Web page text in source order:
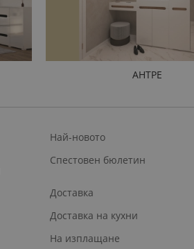
АНТРЕ
Най-новото
Спестовен бюлетин
Доставка
Доставка на кухни
На изплащане